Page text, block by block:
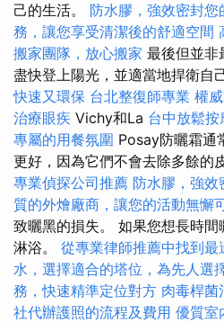
己的生活。 防水膠，強效密封您
務，讓您享受清潔後的舒適空間
搬家團隊，放心搬家 最後但並非
盡快登上陽光，並適當地捍衛自
快速又環保 台北整復師專業 權
治療眼疾 Vichy和La 台中放鬆按
專屬的用餐氛圍 Posay防曬霜通
更好，因為它們不會去除多餘的
專業偵探公司推薦 防水膠，強效
質的外燴廠商，讓您的活動無懈
致曬黑的損失。 如果您想長時
淋浴。 從專業律師推薦中找到最
水，選擇適合的塔位，為先人選
務，快速精準定位對方 肉毒桿菌
社代辦護照的流程及費用 優質室